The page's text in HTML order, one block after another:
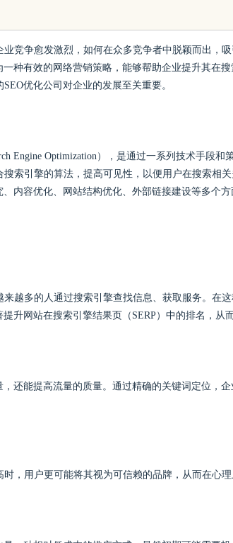
竞争愈发激烈，如何在众多竞争者中脱颖而出，
种有效的网络营销策略，能够帮助企业提升其在
优化公司对企业的发展至关重要。
Engine Optimization），是通过一系列技术手段
索引擎的算法，提高可见性，以便用户在搜索相
内容优化、网站结构优化、外部链接建设等多个方
越多的人通过搜索引擎查找信息、获取服务。在
升网站在搜索引擎结果页（SERP）中的排名，从
，还能提高流量的质量。通过精确的关键词定位，
，用户更可能将其视为可信赖的品牌，从而在心理
代平台